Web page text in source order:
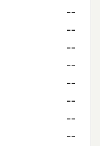
--
--
--
--
--
--
--
--